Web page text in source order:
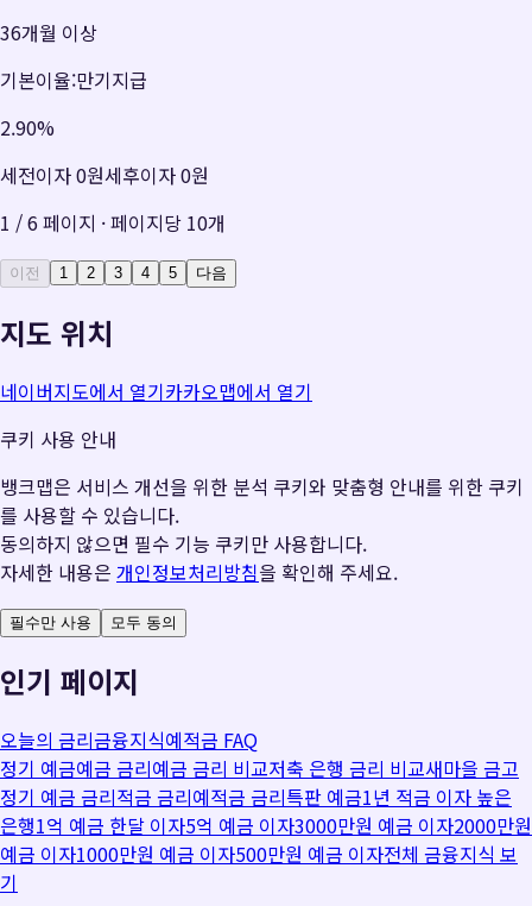
36개월 이상
기본이율:만기지급
2.90%
세전이자0원세후이자0원
1 /6페이지 · 페이지당 10개
이전 1 2 3 4 5 다음
지도 위치
네이버지도에서 열기카카오맵에서 열기
쿠키 사용 안내
뱅크맵은 서비스 개선을 위한 분석 쿠키와 맞춤형 안내를 위한 쿠키
를 사용할 수 있습니다.
동의하지 않으면 필수 기능 쿠키만 사용합니다.
자세한 내용은 개인정보처리방침을 확인해 주세요.
필수만 사용 모두 동의
인기 페이지
오늘의 금리금융지식예적금 FAQ
정기 예금예금 금리예금 금리 비교저축 은행 금리 비교새마을 금고
정기 예금 금리적금 금리예적금 금리특판 예금1년 적금 이자 높은
은행1억 예금 한달 이자5억 예금 이자3000만원 예금 이자2000만원
예금 이자1000만원 예금 이자500만원 예금 이자전체 금융지식 보
기